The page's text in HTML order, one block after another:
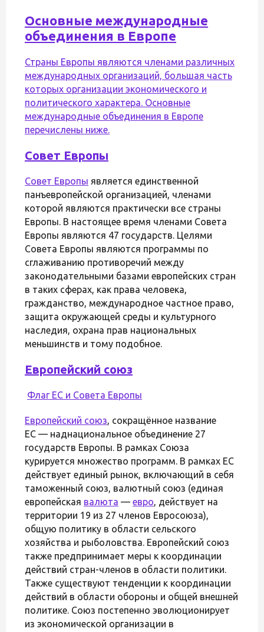
Основные международные
объединения в Европе
Страны Европы являются членами различных
международных организаций, большая часть
которых организации экономического и
политического характера. Основные
международные объединения в Европе
перечислены ниже.
Совет Европы
Совет Европы является единственной
панъевропейской организацией, членами
которой являются практически все страны
Европы. В настоящее время членами Совета
Европы являются 47 государств. Целями
Совета Европы являются программы по
сглаживанию противоречий между
законодательными базами европейских стран
в таких сферах, как права человека,
гражданство, международное частное право,
защита окружающей среды и культурного
наследия, охрана прав национальных
меньшинств и тому подобное.
Европейский союз
Флаг ЕС и Совета Европы
Европейский союз, сокращённое название
ЕС — наднациональное объединение 27
государств Европы. В рамках Союза
курируется множество программ. В рамках ЕС
действует единый рынок, включающий в себя
таможенный союз, валютный союз (единая
европейская валюта — евро, действует на
территории 19 из 27 членов Евросоюза),
общую политику в области сельского
хозяйства и рыболовства. Европейский союз
также предпринимает меры к координации
действий стран-членов в области политики.
Также существуют тенденции к координации
действий в области обороны и общей внешней
политике. Союз постепенно эволюционирует
из экономической организации в